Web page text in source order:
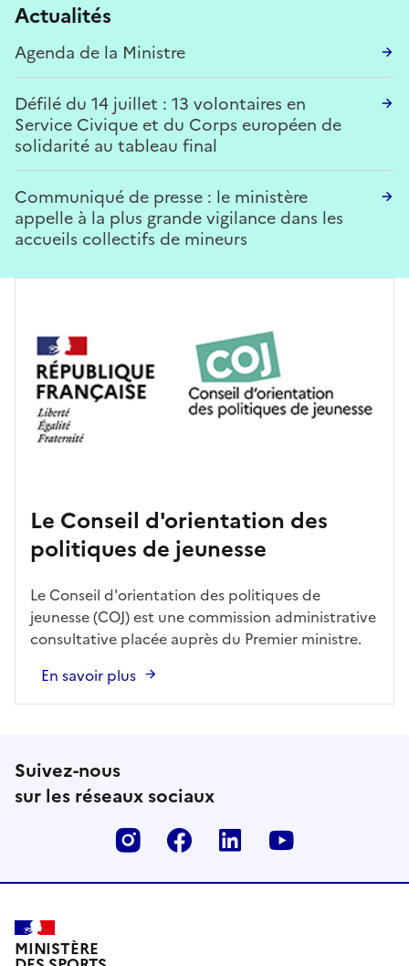
Actualités
Agenda de la Ministre
Défilé du 14 juillet : 13 volontaires en
Service Civique et du Corps européen de
solidarité au tableau final
Communiqué de presse : le ministère
appelle à la plus grande vigilance dans les
accueils collectifs de mineurs
Le Conseil d'orientation des
politiques de jeunesse
Le Conseil d'orientation des politiques de
jeunesse (COJ) est une commission administrative
consultative placée auprès du Premier ministre.
En savoir plus
Suivez-nous
sur les réseaux sociaux
InstagramFacebookLinkedin
MINISTÈRE